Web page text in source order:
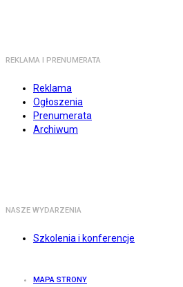
REKLAMA I PRENUMERATA
Reklama
Ogłoszenia
Prenumerata
Archiwum
NASZE WYDARZENIA
Szkolenia i konferencje
MAPA STRONY